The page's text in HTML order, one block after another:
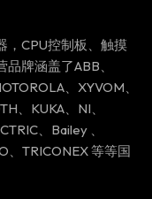
，CPU控制板、触摸
牌涵盖了ABB、
、XYVOM、
、KUKA、NI、
、Bailey 、
、TRICONEX 等等国